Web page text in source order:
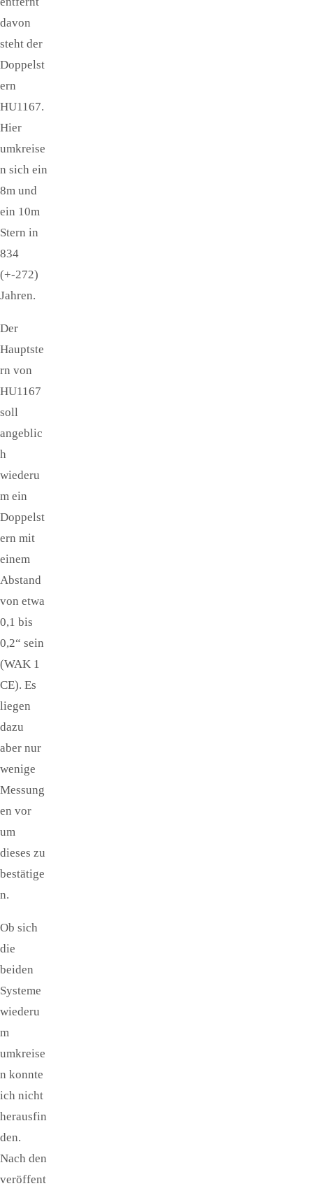
davon
steht der
Doppelst
ern
HU1167.
Hier
umkreise
n sich ein
8m und
ein 10m
Stern in
834
(+-272)
Jahren.
Der
Hauptste
rn von
HU1167
soll
angeblic
h
wiederu
m ein
Doppelst
ern mit
einem
Abstand
von etwa
0,1 bis
0,2“ sein
(WAK 1
CE). Es
liegen
dazu
aber nur
wenige
Messung
en vor
um
dieses zu
bestätige
n.
Ob sich
die
beiden
Systeme
wiederu
m
umkreise
n konnte
ich nicht
herausfin
den.
Nach den
veröffent